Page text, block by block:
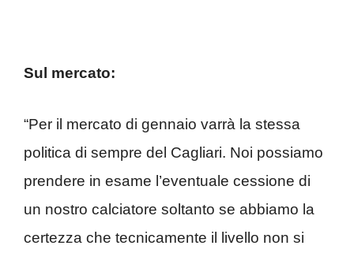
Sul mercato:
“Per il mercato di gennaio varrà la stessa
politica di sempre del Cagliari. Noi possiamo
prendere in esame l’eventuale cessione di
un nostro calciatore soltanto se abbiamo la
certezza che tecnicamente il livello non si